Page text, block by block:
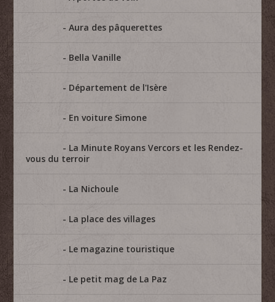
Aura des pâquerettes
Bella Vanille
Département de l'Isère
En voiture Simone
La Minute Royans Vercors et les Rendez-
vous du terroir
La Nichoule
La place des villages
Le magazine touristique
Le petit mag de La Paz